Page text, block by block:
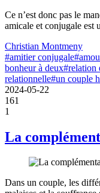
Ce n’est donc pas le
amicale et conjugale est
Christian Montmeny
#amitier conjugale
bonheur à deux#relation
relationnelle#un couple
2024-05-22
161
1
La
Dans un couple, les